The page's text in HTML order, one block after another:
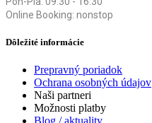
Online Booking: nonstop
Dôležité informácie
Prepravný poriadok
Ochrana osobných údajov
Naši partneri
Možnosti platby